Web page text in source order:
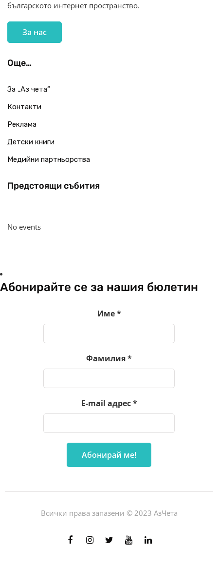
българското интернет пространство.
За нас
Още…
За „Аз чета“
Контакти
Реклама
Детски книги
Медийни партньорства
Предстоящи събития
No events
Абонирайте се за нашия бюлетин
Име*
Фамилия*
E-mail адрес*
Всички права запазени © 2023 АзЧета